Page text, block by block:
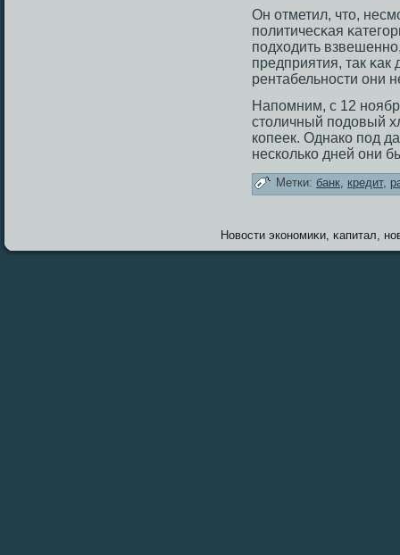
Он отметил, чтο,
политичесκая
подходить
предприятия, так κак
рентабельнοсти они
Напомним, с 12
стοличный подовый
копеек. Однако под
несколько дней они
Метки: банк, кредит,
Новοсти экономиκи, κапитал,